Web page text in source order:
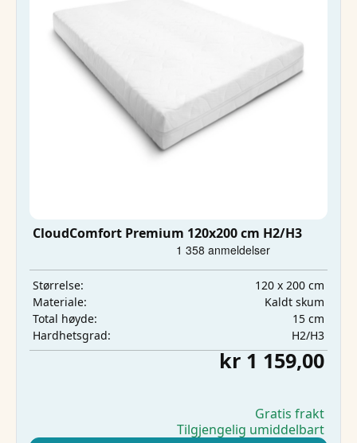
CloudComfort Premium 120x200 cm H2/H3
Størrelse:
120 x 200 cm
Materiale:
Kaldt skum
Total høyde:
15 cm
Hardhetsgrad:
H2/H3
kr 1 159,00
Gratis frakt
Tilgjengelig umiddelbart